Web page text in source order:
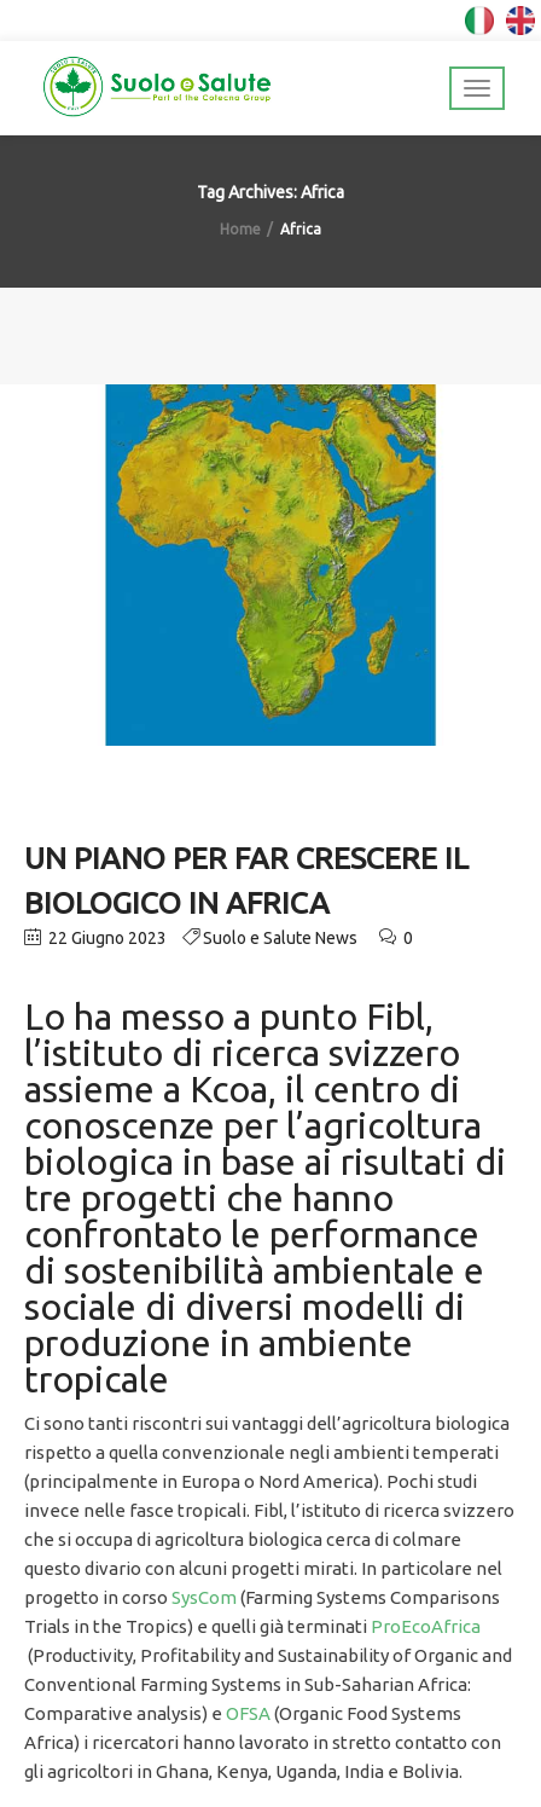
Tag Archives: Africa
Home Africa
UN PIANO PER FAR CRESCERE IL
BIOLOGICO IN AFRICA
22 Giugno 2023 Suolo e Salute News 0
Lo ha messo a punto Fibl,
l’istituto di ricerca svizzero
assieme a Kcoa, il centro di
conoscenze per l’agricoltura
biologica in base ai risultati di
tre progetti che hanno
confrontato le performance
di sostenibilità ambientale e
sociale di diversi modelli di
produzione in ambiente
tropicale
Ci sono tanti riscontri sui vantaggi dell’agricoltura biologica
rispetto a quella convenzionale negli ambienti temperati
(principalmente in Europa o Nord America). Pochi studi
invece nelle fasce tropicali. Fibl, l’istituto di ricerca svizzero
che si occupa di agricoltura biologica cerca di colmare
questo divario con alcuni progetti mirati. In particolare nel
progetto in corso SysCom (Farming Systems Comparisons
Trials in the Tropics) e quelli già terminati ProEcoAfrica
(Productivity, Profitability and Sustainability of Organic and
Conventional Farming Systems in Sub-Saharian Africa:
Comparative analysis) e OFSA(Organic Food Systems
Africa) i ricercatori hanno lavorato in stretto contatto con
gli agricoltori in Ghana, Kenya, Uganda, India e Bolivia.